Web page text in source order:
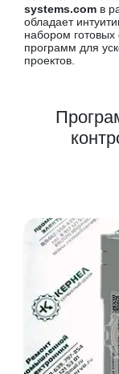
systems.com в
обладает
набором
программ для
проектов.